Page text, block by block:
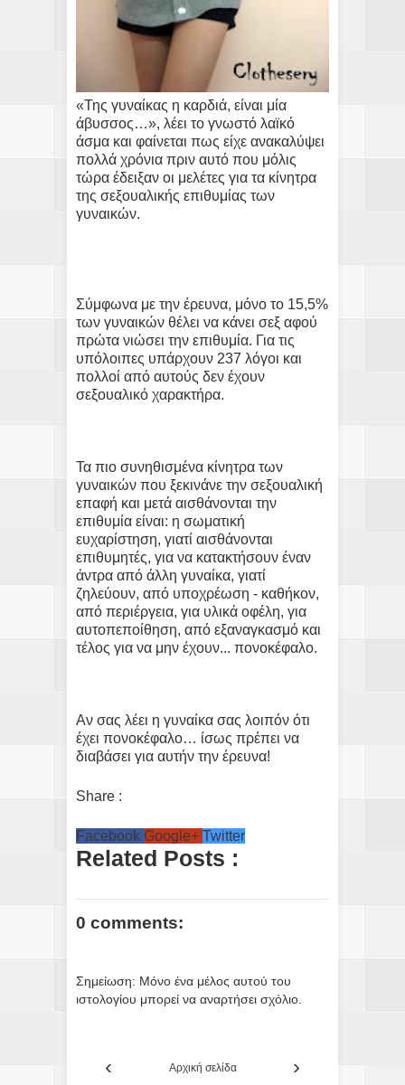
«Της γυναίκας η καρδιά, είναι μία
άβυσσος…», λέει το γνωστό λαϊκό
άσμα και φαίνεται πως είχε ανακαλύψει
πολλά χρόνια πριν αυτό που μόλις
τώρα έδειξαν οι μελέτες για τα κίνητρα
της σεξουαλικής επιθυμίας των
γυναικών.
Σύμφωνα με την έρευνα, μόνο το 15,5%
των γυναικών θέλει να κάνει σεξ αφού
πρώτα νιώσει την επιθυμία. Για τις
υπόλοιπες υπάρχουν 237 λόγοι και
πολλοί από αυτούς δεν έχουν
σεξουαλικό χαρακτήρα.
Τα πιο συνηθισμένα κίνητρα των
γυναικών που ξεκινάνε την σεξουαλική
επαφή και μετά αισθάνονται την
επιθυμία είναι: η σωματική
ευχαρίστηση, γιατί αισθάνονται
επιθυμητές, για να κατακτήσουν έναν
άντρα από άλλη γυναίκα, γιατί
ζηλεύουν, από υποχρέωση - καθήκον,
από περιέργεια, για υλικά οφέλη, για
αυτοπεποίθηση, από εξαναγκασμό και
τέλος για να μην έχουν... πονοκέφαλο.
Αν σας λέει η γυναίκα σας λοιπόν ότι
έχει πονοκέφαλο… ίσως πρέπει να
διαβάσει για αυτήν την έρευνα!
Share :
Facebook Google+ Twitter
Related Posts :
0 comments:
Σημείωση: Μόνο ένα μέλος αυτού του
ιστολογίου μπορεί να αναρτήσει σχόλιο.
‹ ›
Αρχική σελίδα